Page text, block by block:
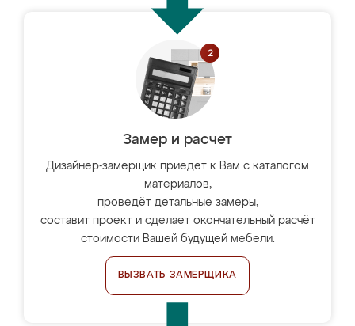
Замер и расчет
Дизайнер-замерщик приедет к Вам с каталогом
материалов,
проведёт детальные замеры,
составит проект и сделает окончательный расчёт
стоимости Вашей будущей мебели.
ВЫЗВАТЬ ЗАМЕРЩИКА